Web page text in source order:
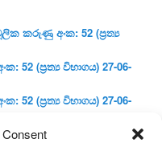
කරුණු අංක: 52 (ප්‍ර‍ත්‍ය
(ප්‍ර‍ත්‍ය විභාගය) 27-06-
(ප්‍ර‍ත්‍ය විභාගය) 27-06-
කරුණු අංක: 46 (හෘදය,